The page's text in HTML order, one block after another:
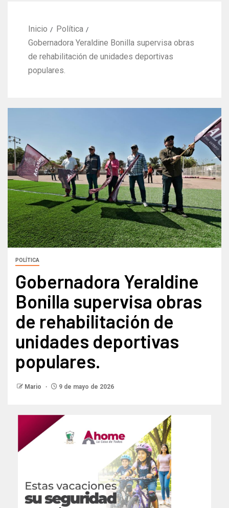
Inicio
Política
Gobernadora Yeraldine Bonilla supervisa obras
de rehabilitación de unidades deportivas
populares.
POLÍTICA
Gobernadora Yeraldine
Bonilla supervisa obras
de rehabilitación de
unidades deportivas
populares.
Mario 9 de mayo de 2026